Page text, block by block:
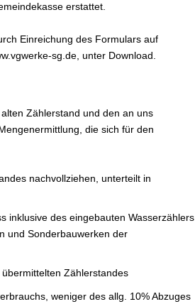
erstattet.
Einreichung des Formulars auf
sg.de, unter Download.
Zählerstand und den an uns
die sich für den
nachvollziehen, unterteilt in
inklusive des eingebauten Wasserzählers
und Sonderbauwerken der
Zählerstandes
weniger des allg. 10% Abzuges